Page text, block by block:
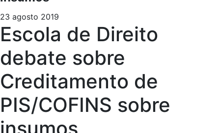
23 agosto 2019
Escola de Direito
debate sobre
Creditamento de
PIS/COFINS sobre